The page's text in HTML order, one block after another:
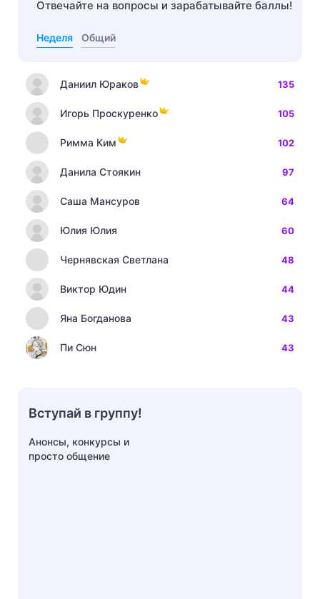
Отвечайте на вопросы и зарабатывайте баллы!
Неделя Общий
Даниил Юраков 135
Игорь Проскуренко 105
Римма Ким 102
Данила Стоякин 97
Саша Мансуров 64
Юлия Юлия 60
Чернявская Светлана 48
Виктор Юдин 44
Яна Богданова 43
Пи Сюн 43
Вступай в группу!
Анонсы, конкурсы и
просто общение